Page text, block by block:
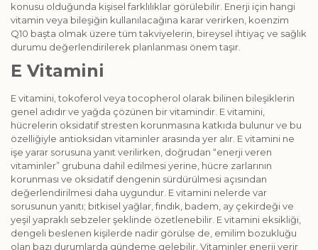
konusu olduğunda kişisel farklılıklar görülebilir. Enerji için hangi
vitamin veya bileşiğin kullanılacağına karar verirken, koenzim
Q10 başta olmak üzere tüm takviyelerin, bireysel ihtiyaç ve sağlık
durumu değerlendirilerek planlanması önem taşır.
E Vitamini
E vitamini, tokoferol veya tocopherol olarak bilinen bileşiklerin
genel adıdır ve yağda çözünen bir vitamindir. E vitamini,
hücrelerin oksidatif stresten korunmasına katkıda bulunur ve bu
özelliğiyle antioksidan vitaminler arasında yer alır. E vitamini ne
işe yarar sorusuna yanıt verilirken, doğrudan “enerji veren
vitaminler” grubuna dahil edilmesi yerine, hücre zarlarının
korunması ve oksidatif dengenin sürdürülmesi açısından
değerlendirilmesi daha uygundur. E vitamini nelerde var
sorusunun yanıtı; bitkisel yağlar, fındık, badem, ay çekirdeği ve
yeşil yapraklı sebzeler şeklinde özetlenebilir. E vitamini eksikliği,
dengeli beslenen kişilerde nadir görülse de, emilim bozukluğu
olan bazı durumlarda gündeme gelebilir. Vitaminler enerji verir